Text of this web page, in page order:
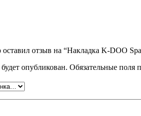
оставил отзыв на “Накладка K-DOO
опубликован. Обязательные поля